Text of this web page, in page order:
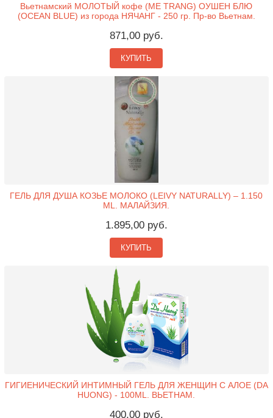
Вьетнамский МОЛОТЫЙ кофе (ME TRANG) ОУШЕН БЛЮ
(OCEAN BLUE) из города НЯЧАНГ - 250 гр. Пр-во Вьетнам.
871,00 руб.
КУПИТЬ
ГЕЛЬ ДЛЯ ДУША КОЗЬЕ МОЛОКО (LEIVY NATURALLY) – 1.150
ML. МАЛАЙЗИЯ.
1.895,00 руб.
КУПИТЬ
ГИГИЕНИЧЕСКИЙ ИНТИМНЫЙ ГЕЛЬ ДЛЯ ЖЕНЩИН С АЛОЕ (DA
HUONG) - 100ML. ВЬЕТНАМ.
400,00 руб.